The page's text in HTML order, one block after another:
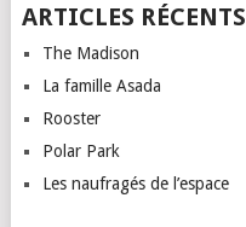
ARTICLES RÉCENTS
The Madison
La famille Asada
Rooster
Polar Park
Les naufragés de l’espace